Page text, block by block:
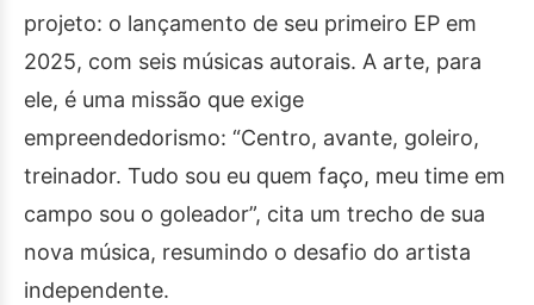
projeto: o lançamento de seu primeiro EP em
2025, com seis músicas autorais. A arte, para
ele, é uma missão que exige
empreendedorismo: “Centro, avante, goleiro,
treinador. Tudo sou eu quem faço, meu time em
campo sou o goleador”, cita um trecho de sua
nova música, resumindo o desafio do artista
independente.